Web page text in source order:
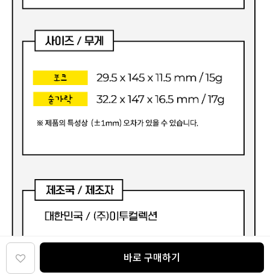
바로 구매하기